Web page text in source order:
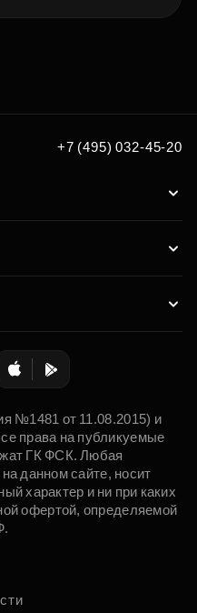
+7 (495) 032-45-20
№1481 от 11.08.2015) и
права на публикуемые
ГК ФСК. Любая
данном сайте, носит
характер и ни при каких
офертой, определяемой